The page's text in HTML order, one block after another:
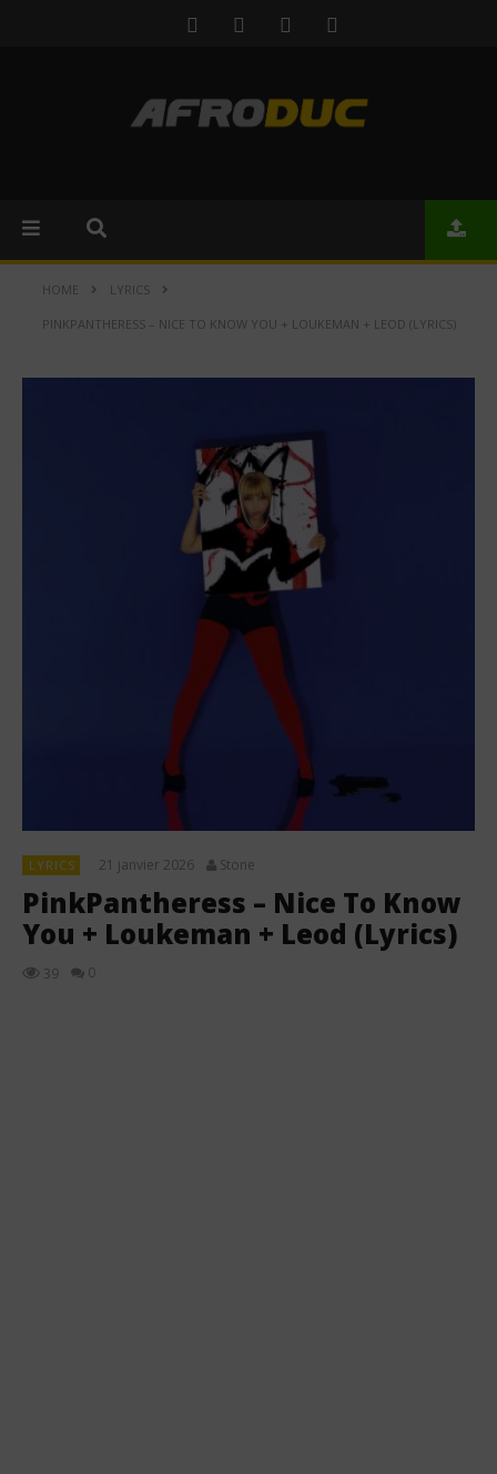
HOME LYRICS
PINKPANTHERESS – NICE TO KNOW YOU + LOUKEMAN + LEOD (LYRICS)
LYRICS 21 janvier 2026 Stone
PinkPantheress – Nice To Know
You + Loukeman + Leod (Lyrics)
39 0